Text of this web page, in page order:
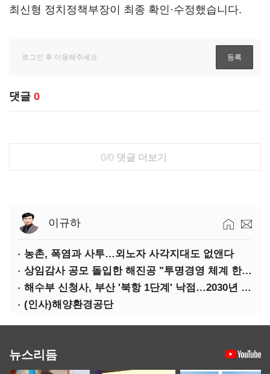
최신형 정치정책부장이 최종 확인·수정했습니다.
댓글 0
0/0 댓글 더보기
이규하
농촌, 폭염과 사투…외노자 사각지대도 없앤다
상임감사 공모 돌입한 해진공 "투명경영 체계 한층 강화"
해수부 신청사, 부산 '북항 1단계' 낙점…2030년 완공 목표
(인사)해양환경공단
뉴스리듬